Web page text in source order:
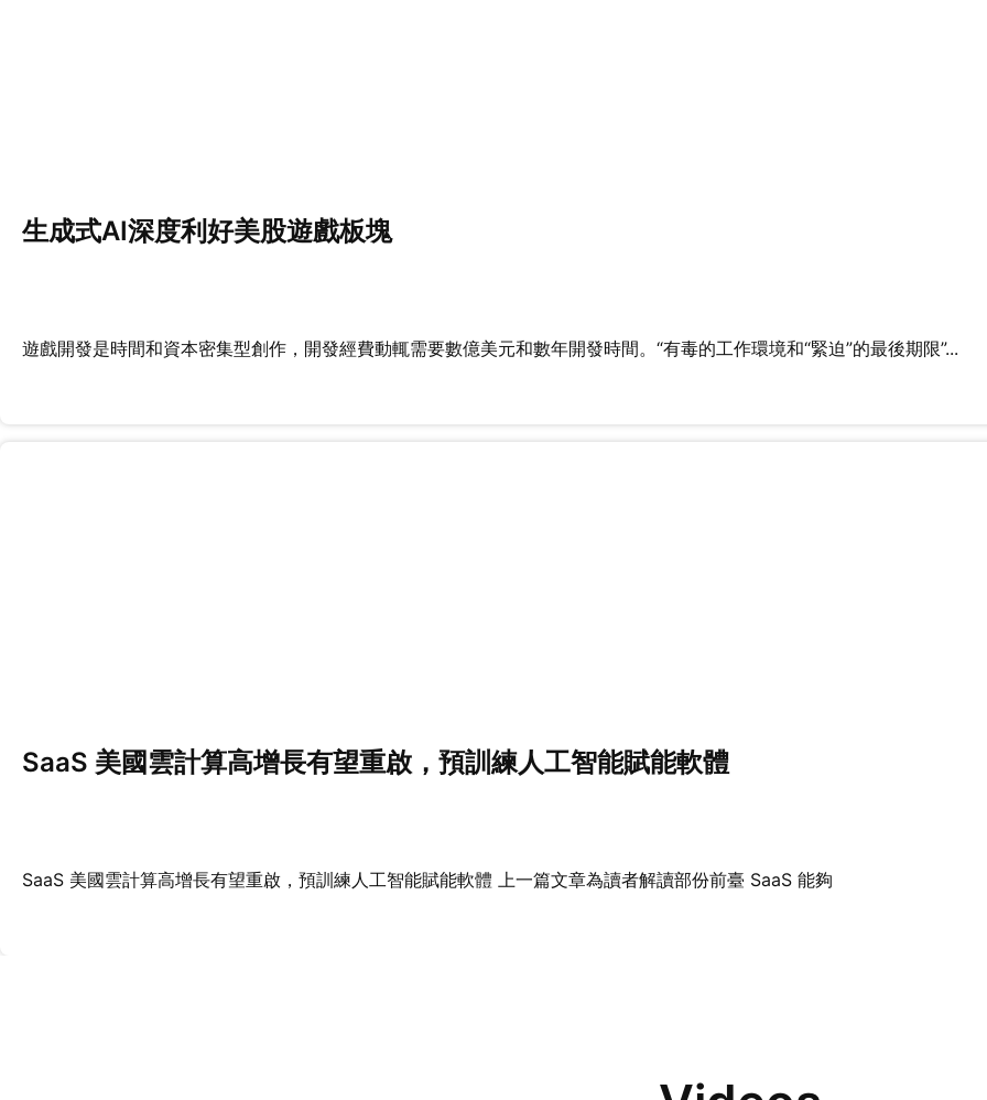
生成式AI深度利好美股遊戲板塊
遊戲開發是時間和資本密集型創作，開發經費動輒需要數億美元和數年開發時間。“有毒的工作環境和“緊迫”的最後期限”...
SaaS 美國雲計算高增長有望重啟，預訓練人工智能賦能軟體
SaaS 美國雲計算高增長有望重啟，預訓練人工智能賦能軟體 上一篇文章為讀者解讀部份前臺 SaaS 能夠